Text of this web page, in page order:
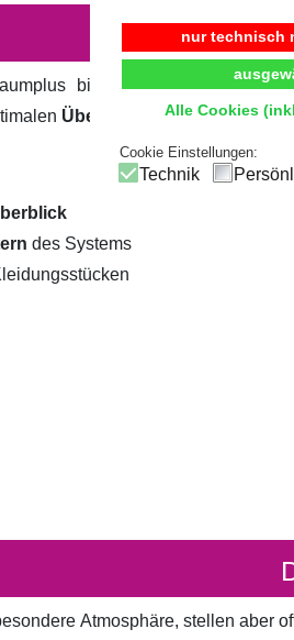
nur technisch
Alle Cookies
Cookie Einstellungen:
Technik
bietetKomfortund
Überblick und einfachen
des Systems
Atmosphäre, stellen aber